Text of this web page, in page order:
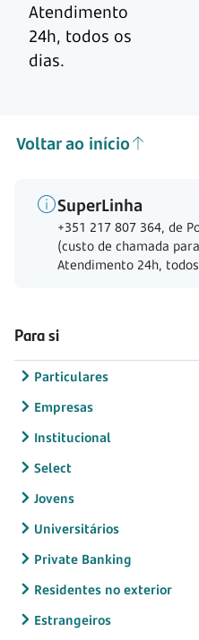
Atendimento
24h, todos os
dias.
Voltar ao início
SuperLinha
+351 217 807 364, de
(custo de chamada
Atendimento 24h,
Para si
Particulares
Empresas
Institucional
Select
Jovens
Universitários
Private Banking
Residentes no exterior
Estrangeiros